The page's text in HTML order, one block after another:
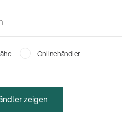
Onlinehändler
zeigen